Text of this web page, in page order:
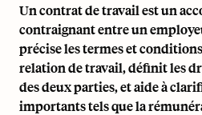
Un contrat de travail est un
contraignant entre un
précise les termes et
relation de travail, définit les
des deux parties, et aide à
importants tels que la